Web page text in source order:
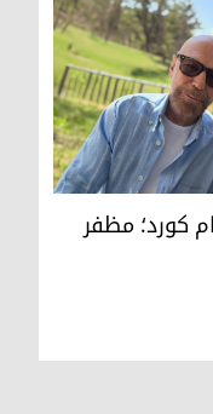
هنرمند فقید مظفر
کورد؛ مظفر